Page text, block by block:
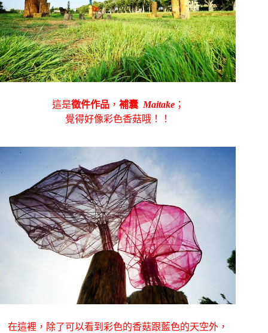
這是徵件作品， 補囊 Maitake；
覺得好像彩色香菇哦！！
在這裡，除了可以看到彩色的香菇跟藍色的天空外，